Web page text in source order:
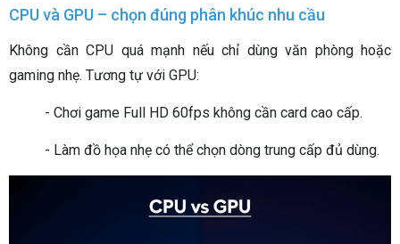
CPU và GPU – chọn đúng phân khúc nhu cầu
Không cần CPU quá mạnh nếu chỉ dùng văn phòng hoặc
gaming nhẹ. Tương tự với GPU:
- Chơi game Full HD 60fps không cần card cao cấp.
- Làm đồ họa nhẹ có thể chọn dòng trung cấp đủ dùng.